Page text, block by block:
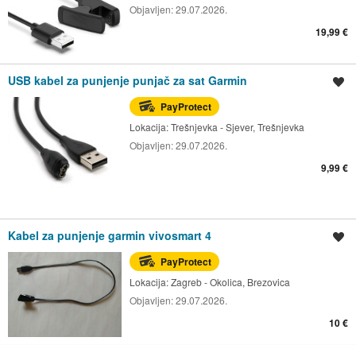
Objavljen:29.07.2026.
19,99 €
USB kabel za punjenje punjač za sat Garmin
PayProtect
Lokacija:Trešnjevka - Sjever, Trešnjevka
Objavljen:29.07.2026.
9,99 €
Kabel za punjenje garmin vivosmart 4
PayProtect
Lokacija:Zagreb - Okolica, Brezovica
Objavljen:29.07.2026.
10 €